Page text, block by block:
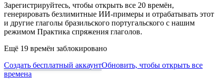
Зарегистрируйтесь, чтобы открыть все 20 времён,
генерировать безлимитные ИИ-примеры и отрабатывать этот
и другие глаголы бразильского португальского с нашим
режимом Практика спряжения глаголов.
Ещё 19 времён заблокировано
Создать бесплатный аккаунтОбновить, чтобы открыть все
времена